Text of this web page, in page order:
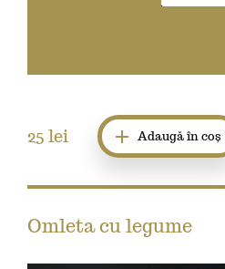
25 lei Adaugă în coș
Omleta cu legume